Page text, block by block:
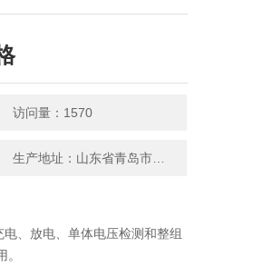
访问量：1570
、放电、单体电压检测和整组